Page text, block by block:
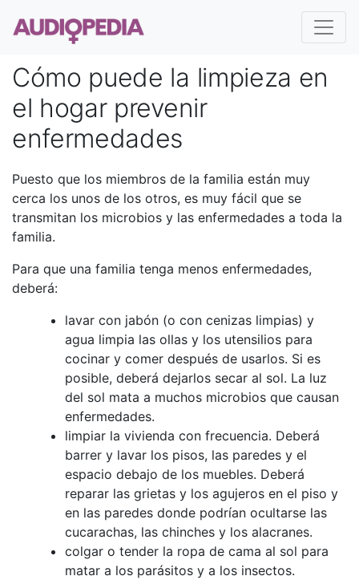
Cómo puede la limpieza en
el hogar prevenir
enfermedades
Puesto que los miembros de la familia están muy
cerca los unos de los otros, es muy fácil que se
transmitan los microbios y las enfermedades a toda la
familia.
Para que una familia tenga menos enfermedades,
deberá:
lavar con jabón (o con cenizas limpias) y
agua limpia las ollas y los utensilios para
cocinar y comer después de usarlos. Si es
posible, deberá dejarlos secar al sol. La luz
del sol mata a muchos microbios que causan
enfermedades.
limpiar la vivienda con frecuencia. Deberá
barrer y lavar los pisos, las paredes y el
espacio debajo de los muebles. Deberá
reparar las grietas y los agujeros en el piso y
en las paredes donde podrían ocultarse las
cucarachas, las chinches y los alacranes.
colgar o tender la ropa de cama al sol para
matar a los parásitos y a los insectos.